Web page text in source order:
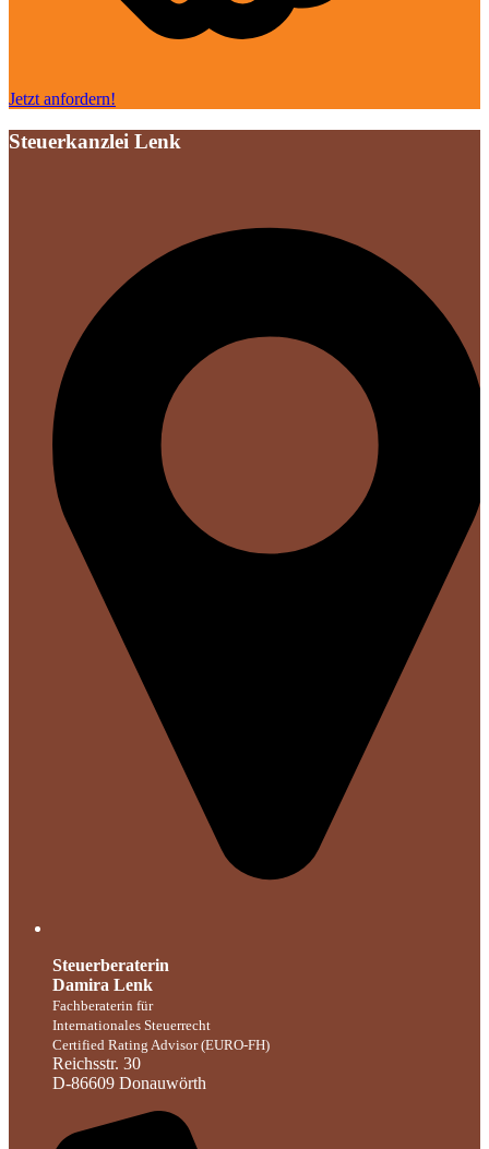
Jetzt anfordern!
Steuerkanzlei Lenk
Steuerberaterin
Damira Lenk
Fachberaterin für
Internationales Steuerrecht
Certified Rating Advisor (EURO-FH)
Reichsstr. 30
D-86609 Donauwörth